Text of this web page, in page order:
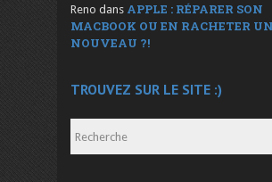
Reno dans APPLE : RÉPARER SON
MACBOOK OU EN RACHETER UN
NOUVEAU ?!
TROUVEZ SUR LE SITE :)